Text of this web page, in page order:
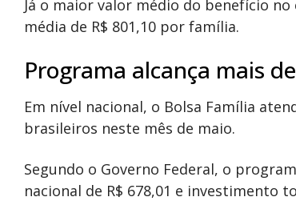
Já o maior valor médio do benefício
média de R$ 801,10 por família.
Programa alcança mais
Em nível nacional, o Bolsa Família
brasileiros neste mês de maio.
Segundo o Governo Federal, o
nacional de R$ 678,01 e investimento